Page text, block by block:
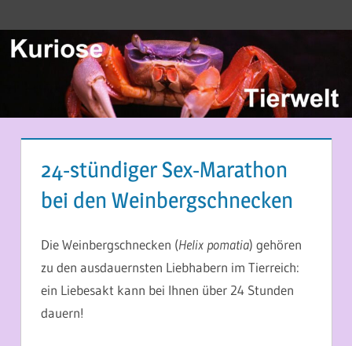
24-stündiger Sex-Marathon
bei den Weinbergschnecken
Die Weinbergschnecken (Helix pomatia) gehören
zu den ausdauernsten Liebhabern im Tierreich:
ein Liebesakt kann bei Ihnen über 24 Stunden
dauern!